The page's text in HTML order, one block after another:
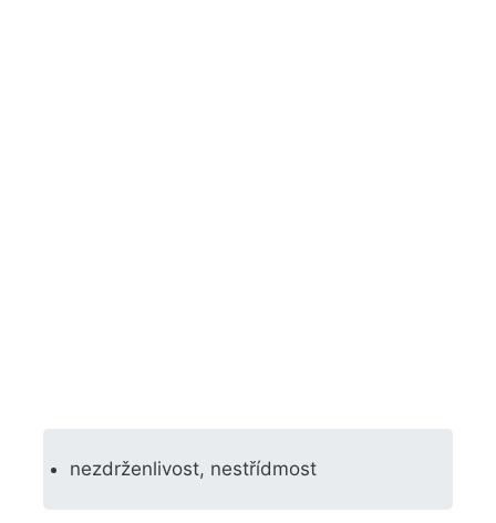
nezdrženlivost, nestřídmost